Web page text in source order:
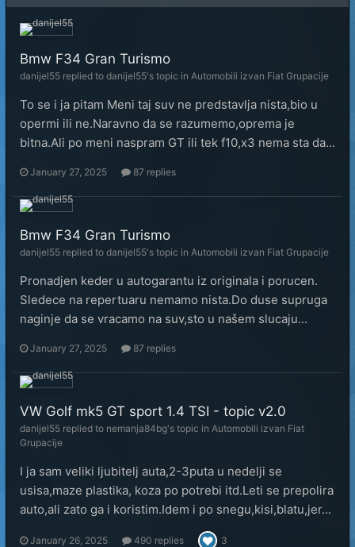
Bmw F34 Gran Turismo
danijel55 replied to danijel55's topic in Automobili izvan Fiat Grupacije
To se i ja pitam Meni taj suv ne predstavlja nista,bio u
opermi ili ne.Naravno da se razumemo,oprema je
bitna.Ali po meni naspram GT ili tek f10,x3 nema sta da...
January 27, 2025 87 replies
Bmw F34 Gran Turismo
danijel55 replied to danijel55's topic in Automobili izvan Fiat Grupacije
Pronadjen keder u autogarantu iz originala i porucen.
Sledece na repertuaru nemamo nista.Do duse supruga
naginje da se vracamo na suv,sto u našem slucaju...
January 27, 2025 87 replies
VW Golf mk5 GT sport 1.4 TSI - topic v2.0
danijel55 replied to nemanja84bg's topic in Automobili izvan Fiat
Grupacije
I ja sam veliki ljubitelj auta,2-3puta u nedelji se
usisa,maze plastika, koza po potrebi itd.Leti se prepolira
auto,ali zato ga i koristim.Idem i po snegu,kisi,blatu,jer...
January 26, 2025 490 replies 3